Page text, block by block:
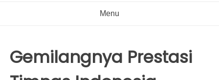
Menu
Gemilangnya Prestasi